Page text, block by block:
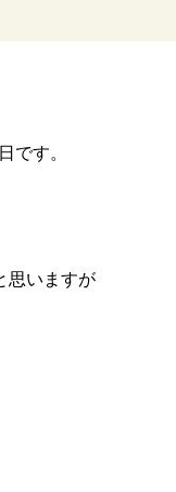
です。
思いますが